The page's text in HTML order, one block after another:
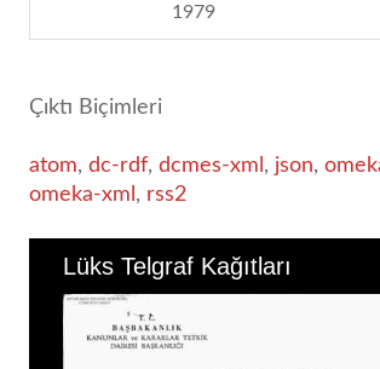
1979
Çıktı Biçimleri
atom, dc-rdf, dcmes-xml , json,
omeka-xml , rss2